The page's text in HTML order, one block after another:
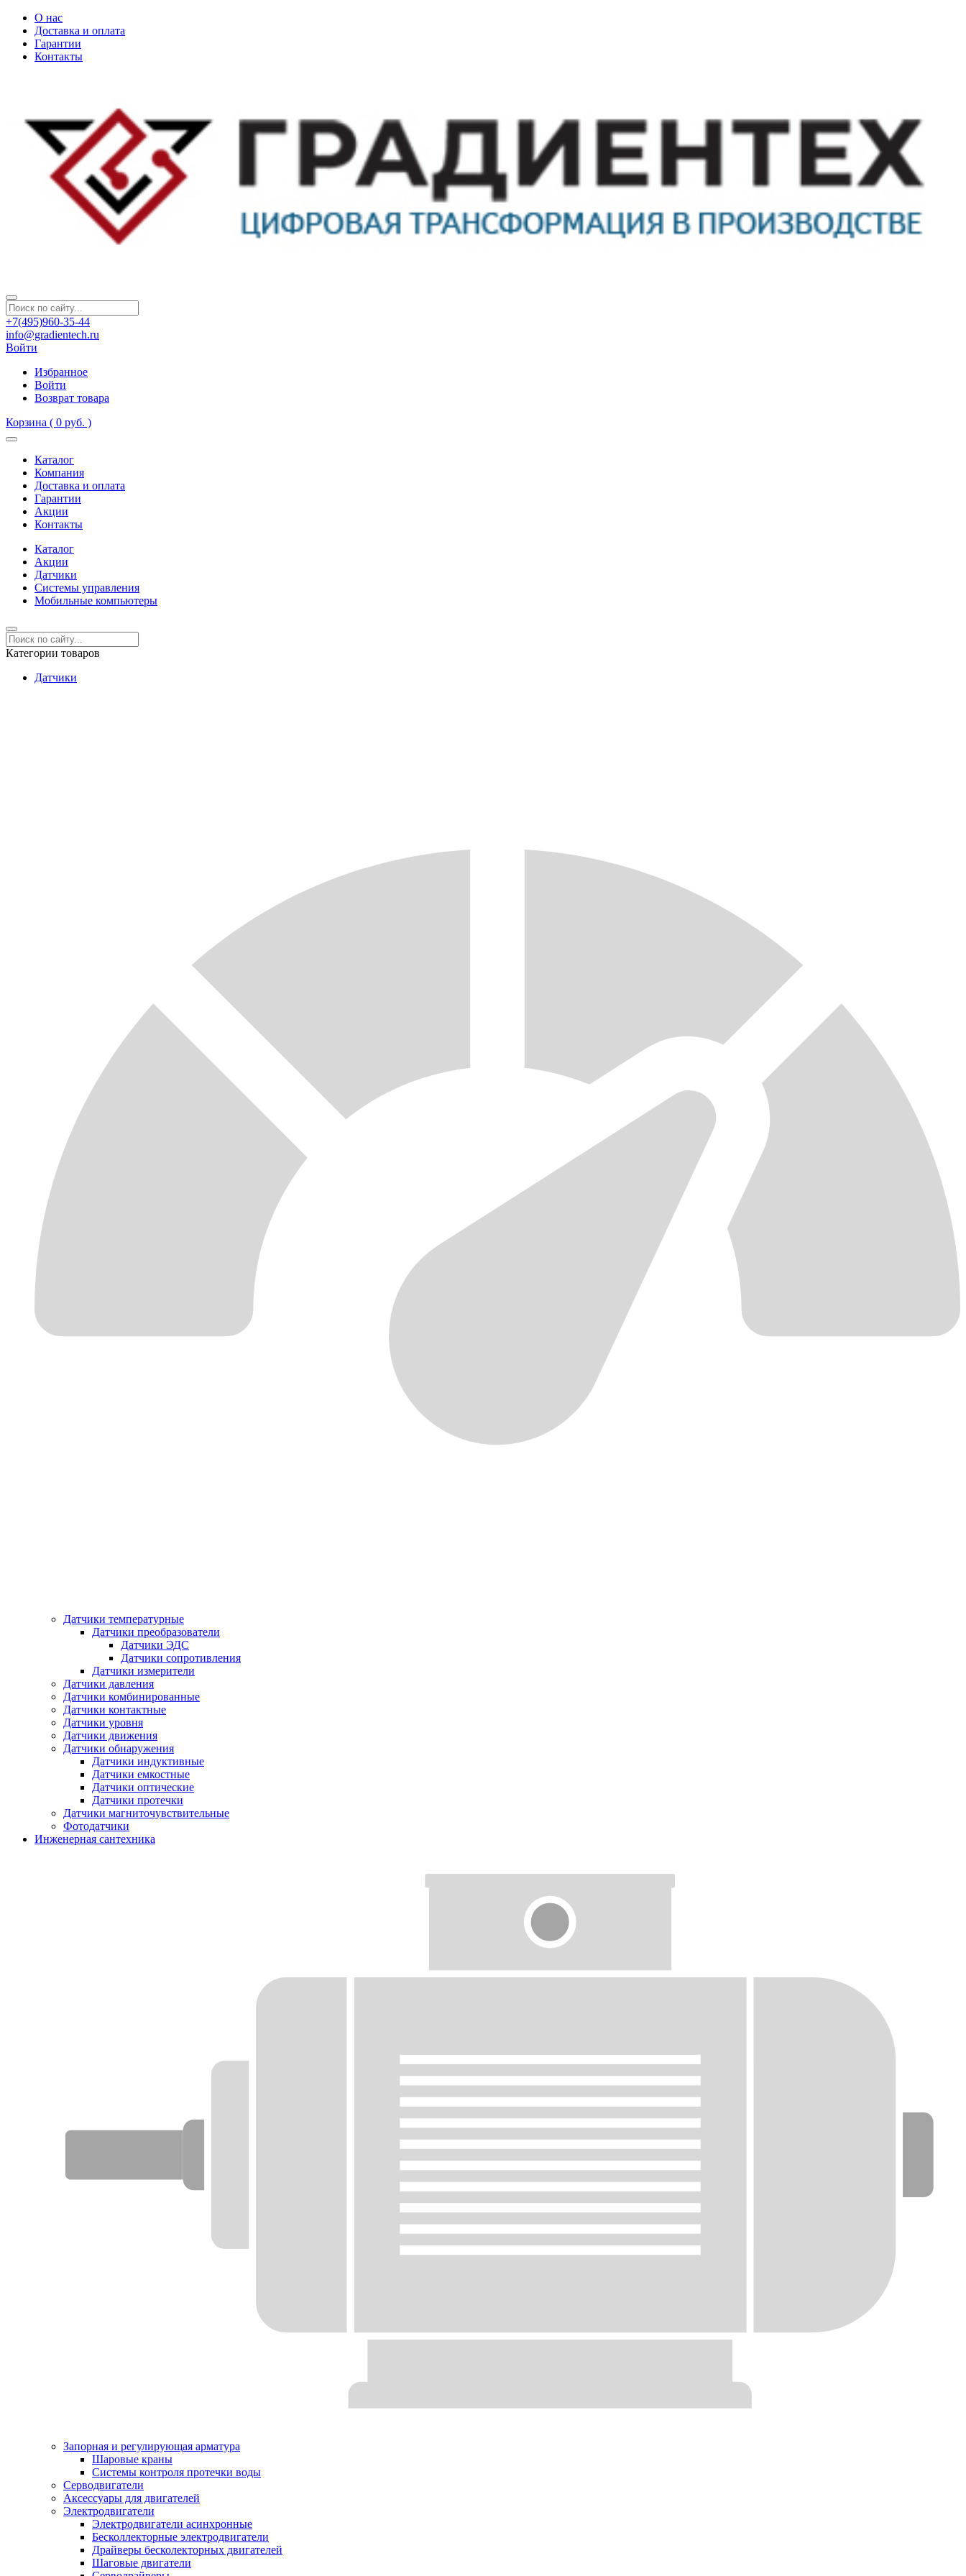
О нас
Доставка и оплата
Гарантии
Контакты
+7(495)960-35-44
info@gradientech.ru
Войти
Избранное
Войти
Возврат товара
Корзина ( 0 руб. )
Каталог
Компания
Доставка и оплата
Гарантии
Акции
Контакты
Каталог
Акции
Датчики
Системы управления
Мобильные компьютеры
Категории товаров
Датчики
Датчики температурные
Датчики преобразователи
Датчики ЭДС
Датчики сопротивления
Датчики измерители
Датчики давления
Датчики комбинированные
Датчики контактные
Датчики уровня
Датчики движения
Датчики обнаружения
Датчики индуктивные
Датчики емкостные
Датчики оптические
Датчики протечки
Датчики магниточувствительные
Фотодатчики
Инженерная сантехника
Запорная и регулирующая арматура
Шаровые краны
Системы контроля протечки воды
Серводвигатели
Аксессуары для двигателей
Электродвигатели
Электродвигатели асинхронные
Бесколлекторные электродвигатели
Драйверы бесколекторных двигателей
Шаговые двигатели